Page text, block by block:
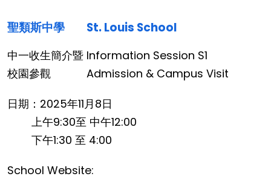
聖類斯中學 St. Louis School
中一收生簡介暨
校園參觀
Information Session S1
Admission & Campus Visit
日期：2025年11月8日
上午9:30至 中午12:00
下午1:30 至 4:00
School Website: